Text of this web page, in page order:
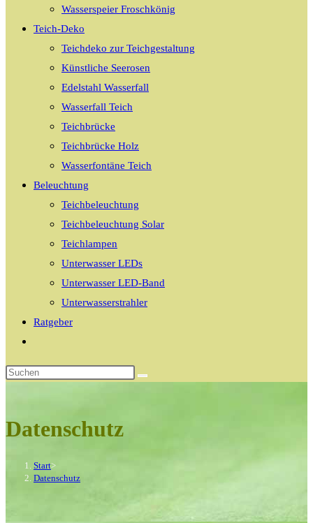
Wasserspeier Froschkönig
Teich-Deko
Teichdeko zur Teichgestaltung
Künstliche Seerosen
Edelstahl Wasserfall
Wasserfall Teich
Teichbrücke
Teichbrücke Holz
Wasserfontäne Teich
Beleuchtung
Teichbeleuchtung
Teichbeleuchtung Solar
Teichlampen
Unterwasser LEDs
Unterwasser LED-Band
Unterwasserstrahler
Ratgeber
umschalten
Datenschutz
Start>
Datenschutz